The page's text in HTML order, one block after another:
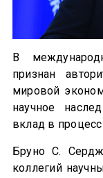
В
признан
мировой
научное
вклад в
Бруно С.
коллегий